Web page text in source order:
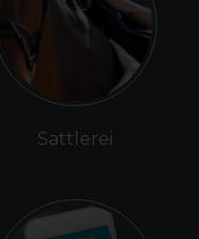
Sattlerei